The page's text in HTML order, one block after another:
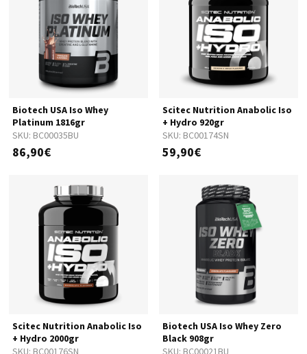
SKU: BC00035BU
Biotech USA Iso Whey
Platinum 1816gr
86,90€
SKU: BC00174SN
Scitec Nutrition Anabolic Iso
+ Hydro 920gr
59,90€
Scitec Nutrition Anabolic Iso
+ Hydro 2000gr
Biotech USA Iso Whey Zero
Black 908gr